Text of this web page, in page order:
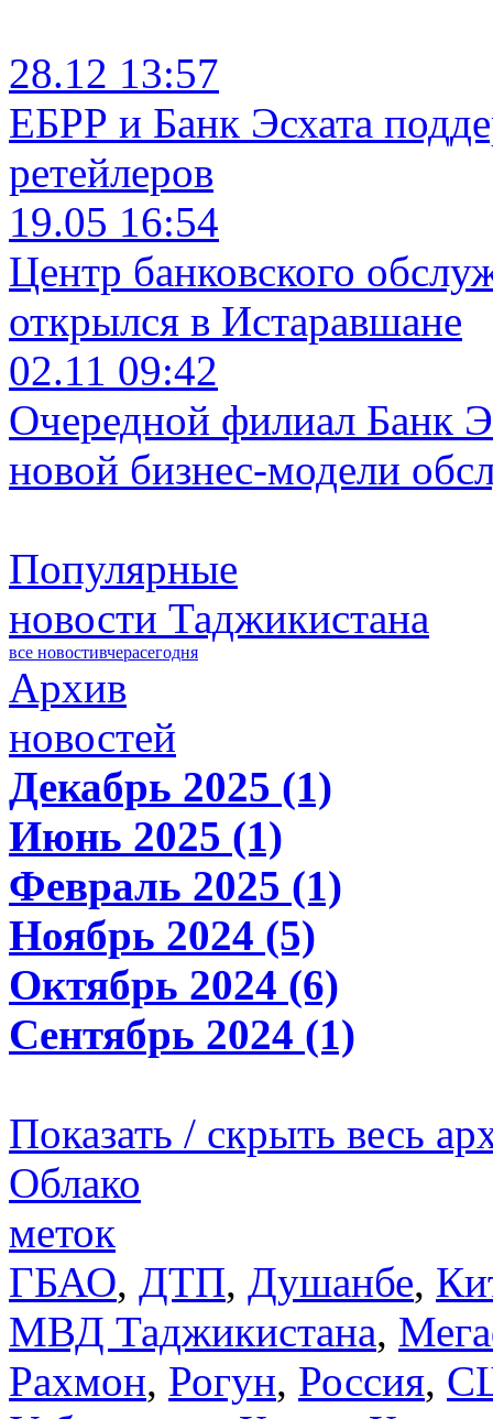
28.12 13:57
ЕБРР и Банк Эсхата
ретейлеров
19.05 16:54
Центр банковского
открылся в Истаравшане
02.11 09:42
Очередной филиал Банк
новой бизнес-модели
Популярные
новости Таджикистана
все новостивчерасегодня
Архив
новостей
Декабрь 2025 (1)
Июнь 2025 (1)
Февраль 2025 (1)
Ноябрь 2024 (5)
Октябрь 2024 (6)
Сентябрь 2024 (1)
Показать / скрыть весь
Облако
меток
ГБАО, ДТП, Душанбе,
МВД Таджикистана,
Рахмон, Рогун, Россия,